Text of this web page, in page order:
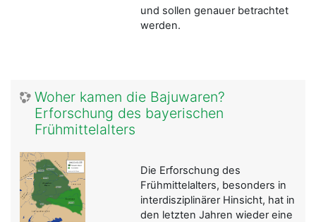
und sollen genauer betrachtet
werden.
Woher kamen die Bajuwaren?
Erforschung des bayerischen
Frühmittelalters
Die Erforschung des
Frühmittelalters, besonders in
interdisziplinärer Hinsicht, hat in
den letzten Jahren wieder eine